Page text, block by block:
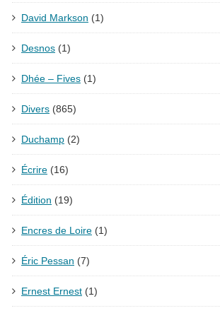
David Markson (1)
Desnos (1)
Dhée – Fives (1)
Divers (865)
Duchamp (2)
Écrire (16)
Édition (19)
Encres de Loire (1)
Éric Pessan (7)
Ernest Ernest (1)